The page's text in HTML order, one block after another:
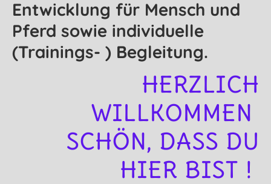
Entwicklung für Mensch und
Pferd sowie individuelle
(Trainings- ) Begleitung.
HERZLICH
WILLKOMMEN
SCHÖN, DASS DU
HIER BIST !